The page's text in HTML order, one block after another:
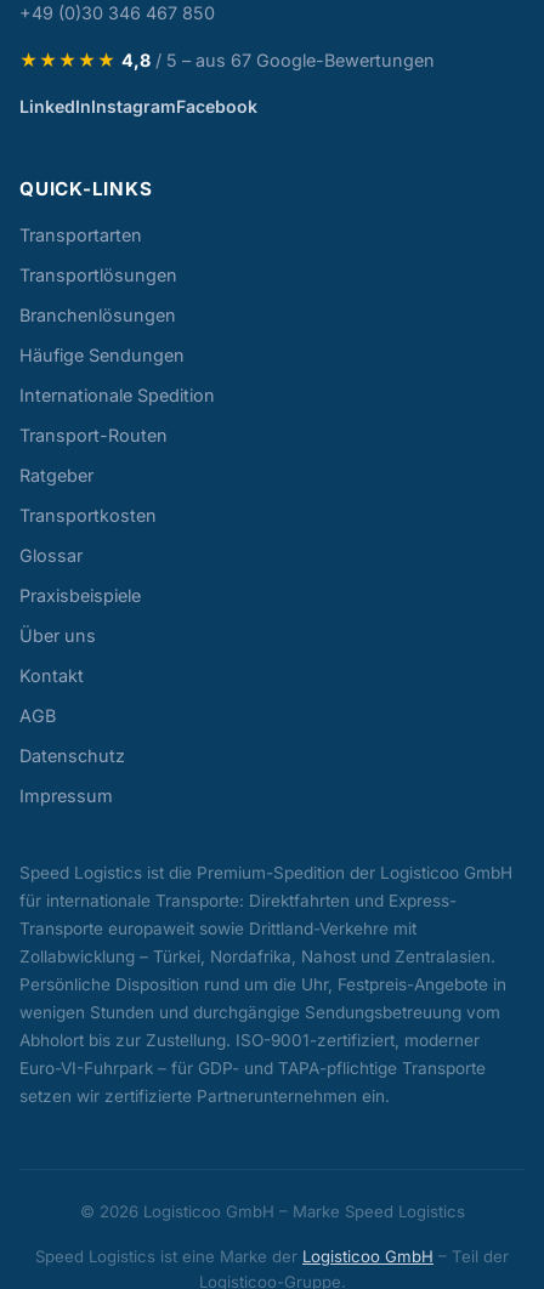
+49 (0)30 346 467 850
★★★★★ 4,8 / 5 – aus 67 Google-Bewertungen
LinkedInInstagramFacebook
QUICK-LINKS
Transportarten
Transportlösungen
Branchenlösungen
Häufige Sendungen
Internationale Spedition
Transport-Routen
Ratgeber
Transportkosten
Glossar
Praxisbeispiele
Über uns
Kontakt
AGB
Datenschutz
Impressum
Speed Logistics ist die Premium-Spedition der Logisticoo GmbH
für internationale Transporte: Direktfahrten und Express-
Transporte europaweit sowie Drittland-Verkehre mit
Zollabwicklung – Türkei, Nordafrika, Nahost und Zentralasien.
Persönliche Disposition rund um die Uhr, Festpreis-Angebote in
wenigen Stunden und durchgängige Sendungsbetreuung vom
Abholort bis zur Zustellung. ISO-9001-zertifiziert, moderner
Euro-VI-Fuhrpark – für GDP- und TAPA-pflichtige Transporte
setzen wir zertifizierte Partnerunternehmen ein.
© 2026 Logisticoo GmbH – Marke Speed Logistics
Speed Logistics ist eine Marke der Logisticoo GmbH – Teil der
Logisticoo-Gruppe.